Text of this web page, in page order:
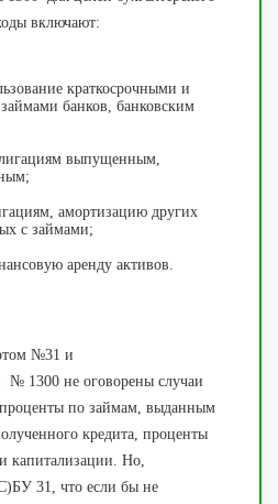
включают:
краткосрочными и
банков, банковским
выпущенным,
амортизацию других
с займами;
аренду активов.
№31 и
№ 1300 не оговорены случаи
проценты по займам, выданным
кредита, проценты
капитализации. Но,
31, что если бы не